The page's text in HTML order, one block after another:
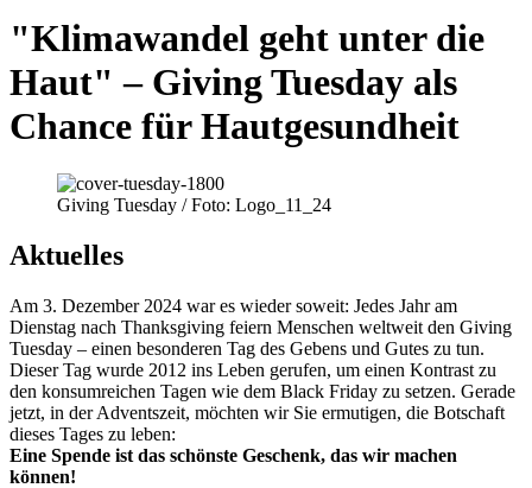
"Klimawandel geht unter die
Haut" – Giving Tuesday als
Chance für Hautgesundheit
Giving Tuesday / Foto: Logo_11_24
Aktuelles
Am 3. Dezember 2024 war es wieder soweit: Jedes Jahr am
Dienstag nach Thanksgiving feiern Menschen weltweit den Giving
Tuesday – einen besonderen Tag des Gebens und Gutes zu tun.
Dieser Tag wurde 2012 ins Leben gerufen, um einen Kontrast zu
den konsumreichen Tagen wie dem Black Friday zu setzen. Gerade
jetzt, in der Adventszeit, möchten wir Sie ermutigen, die Botschaft
dieses Tages zu leben:
Eine Spende ist das schönste Geschenk, das wir machen
können!